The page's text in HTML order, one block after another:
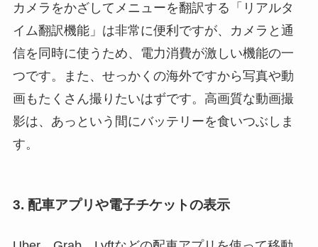
カメラをかざしてメニューを翻訳する「リアルタ
イム翻訳機能」は非常に便利ですが、カメラと通
信を同時に使うため、電力消費が激しい機能の一
つです。また、せっかくの海外ですから写真や動
画もたくさん撮りたいはずです。高画質な動画撮
影は、あっという間にバッテリーを食いつぶしま
す。
3. 配車アプリや電子チケットの表示